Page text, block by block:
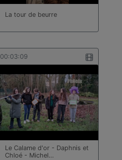
La tour de beurre
00:03:09
Le Calame d'or - Daphnis et
Chloé - Michel…